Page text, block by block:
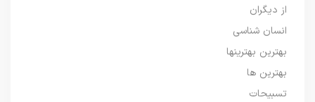
از دیگران
انسان شناسی
بهترین بهترینها
بهترین ها
تسبیحات